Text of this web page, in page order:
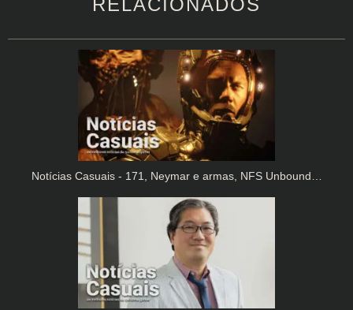
Notícias Casuais - 171, Neymar e armas, NFS Unbound…